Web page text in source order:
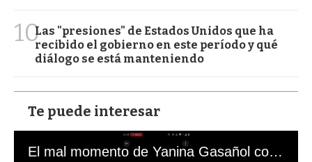
10Las "presiones" de Estados Unidos que ha
recibido el gobierno en este período y qué
diálogo se está manteniendo
Te puede interesar
El mal momento de Yanina Gasañol con un hincha argentino en "Subrayado"